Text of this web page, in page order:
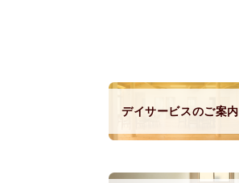
デイサービスのご案内